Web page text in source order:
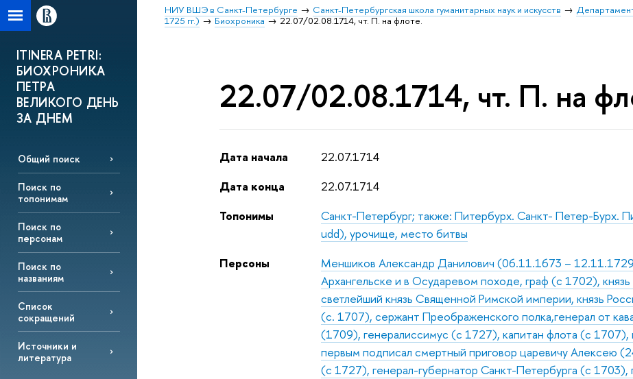
НИУ ВШЭ в Санкт-Петербурге Санкт-Петербургская школа гуманитарных наук и искусств
1725 гг.)
Биохроника 22.07/02.08.1714, чт. П. на флоте.
ITINERA PETRI:
БИОХРОНИКА
ПЕТРА
ВЕЛИКОГО ДЕНЬ
ЗА ДНЕМ
Общий поиск
Поиск по
топонимам
Поиск по
персонам
Поиск по
названиям
Список
сокращений
Источники и
литература
22.07/02.08.1714, чт. П. на
Дата начала
22.07.1714
Дата конца
22.07.1714
Топонимы
Санкт-Петербург; также: Питербурх. Санкт- Петер-Бурх.
udd), урочище, место битвы
Персоны
Меншиков Александр Данилович (06.11.1673 –
Архангельске и в Осударевом походе, граф (с 1702),
светлейший князь Священной Римской империи, князь
(с. 1707), сержант Преображенского полка,генерал от
(1709), генералиссимус (с 1727), капитан флота (с
первым подписал смертный приговор царевичу Алексею
(с 1727), генерал-губернатор Санкт-Петербурга (с